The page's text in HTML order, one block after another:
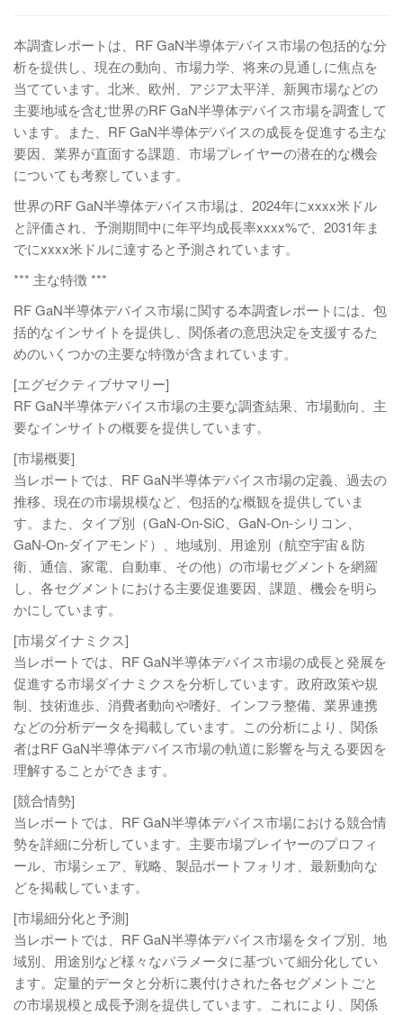
本調査レポートは、RF GaN半導体デバイス市場の包括的な分
析を提供し、現在の動向、市場力学、将来の見通しに焦点を
当てています。北米、欧州、アジア太平洋、新興市場などの
主要地域を含む世界のRF GaN半導体デバイス市場を調査して
います。また、RF GaN半導体デバイスの成長を促進する主な
要因、業界が直面する課題、市場プレイヤーの潜在的な機会
についても考察しています。
世界のRF GaN半導体デバイス市場は、2024年にxxxx米ドル
と評価され、予測期間中に年平均成長率xxxx%で、2031年ま
でにxxxx米ドルに達すると予測されています。
*** 主な特徴 ***
RF GaN半導体デバイス市場に関する本調査レポートには、包
括的なインサイトを提供し、関係者の意思決定を支援するた
めのいくつかの主要な特徴が含まれています。
[エグゼクティブサマリー]
RF GaN半導体デバイス市場の主要な調査結果、市場動向、主
要なインサイトの概要を提供しています。
[市場概要]
当レポートでは、RF GaN半導体デバイス市場の定義、過去の
推移、現在の市場規模など、包括的な概観を提供していま
す。また、タイプ別（GaN-On-SiC、GaN-On-シリコン、
GaN-On-ダイアモンド）、地域別、用途別（航空宇宙＆防
衛、通信、家電、自動車、その他）の市場セグメントを網羅
し、各セグメントにおける主要促進要因、課題、機会を明ら
かにしています。
[市場ダイナミクス]
当レポートでは、RF GaN半導体デバイス市場の成長と発展を
促進する市場ダイナミクスを分析しています。政府政策や規
制、技術進歩、消費者動向や嗜好、インフラ整備、業界連携
などの分析データを掲載しています。この分析により、関係
者はRF GaN半導体デバイス市場の軌道に影響を与える要因を
理解することができます。
[競合情勢]
当レポートでは、RF GaN半導体デバイス市場における競合情
勢を詳細に分析しています。主要市場プレイヤーのプロフィ
ール、市場シェア、戦略、製品ポートフォリオ、最新動向な
どを掲載しています。
[市場細分化と予測]
当レポートでは、RF GaN半導体デバイス市場をタイプ別、地
域別、用途別など様々なパラメータに基づいて細分化してい
ます。定量的データと分析に裏付けされた各セグメントごと
の市場規模と成長予測を提供しています。これにより、関係